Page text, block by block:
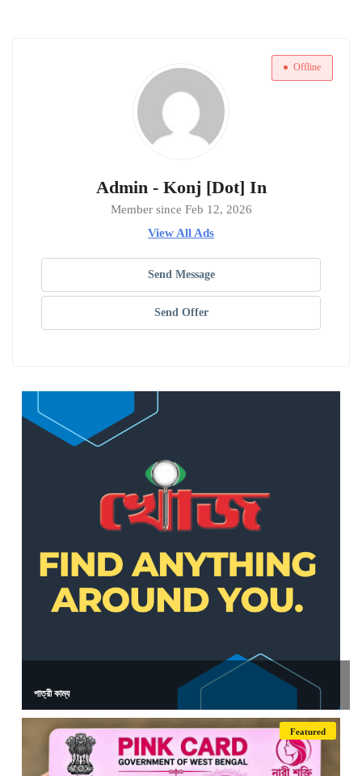
Offline
Admin - Konj [Dot] In
Member since Feb 12, 2026
View All Ads
Send Message
Send Offer
পাত্রী কাম্য
Featured